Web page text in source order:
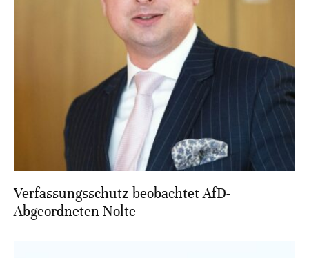
Verfassungsschutz beobachtet AfD-
Abgeordneten Nolte